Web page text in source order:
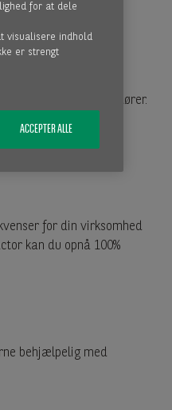
regres.
til dine leverandører.
og vækst i din
for din virksomhed
kan du opnå 100%
behjælpelig med
for at dele
visualisere indhold
er strengt
ACCEPTER ALLE